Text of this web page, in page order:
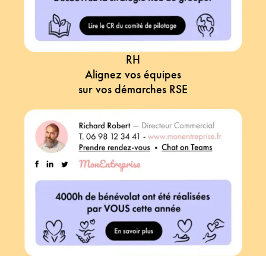
RH
Alignez vos équipes
sur vos démarches RSE